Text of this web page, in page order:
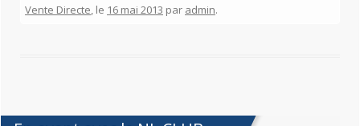
Vente Directe, le 16 mai 2013 par admin.